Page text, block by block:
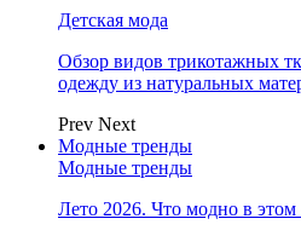
Детская мода
Обзор видов трикотажных
одежду из натуральных
Prev Next
Модные тренды
Модные тренды
Лето 2026. Что модно в этом